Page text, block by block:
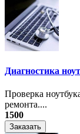
Диагностика
Проверка
ремонта....
1500
Заказать